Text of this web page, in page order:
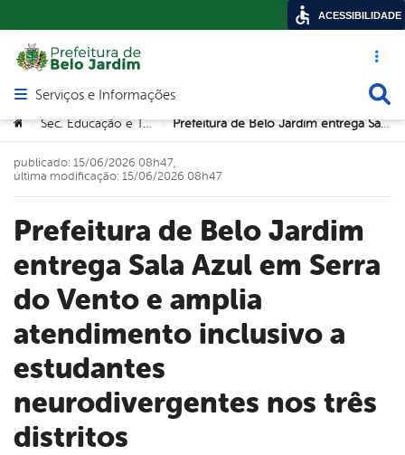
Acesso
Abrir menu principal de navegação
Serviços e Informações
Você está aqui:
> Sec. Educação e Tecnologia > Prefeitura de Belo Jardim entrega Sala Azul em Serra do Vento e amplia atendimento inclusivo a estudantes neurodivergentes nos três distritos
Prefeitura de Belo Jardim
entrega Sala Azul em Serra
do Vento e amplia
atendimento inclusivo a
estudantes
neurodivergentes nos três
distritos
publicado: 15/06/2026 08h47,
última modificação: 15/06/2026 08h47
ACESSIBILIDADE